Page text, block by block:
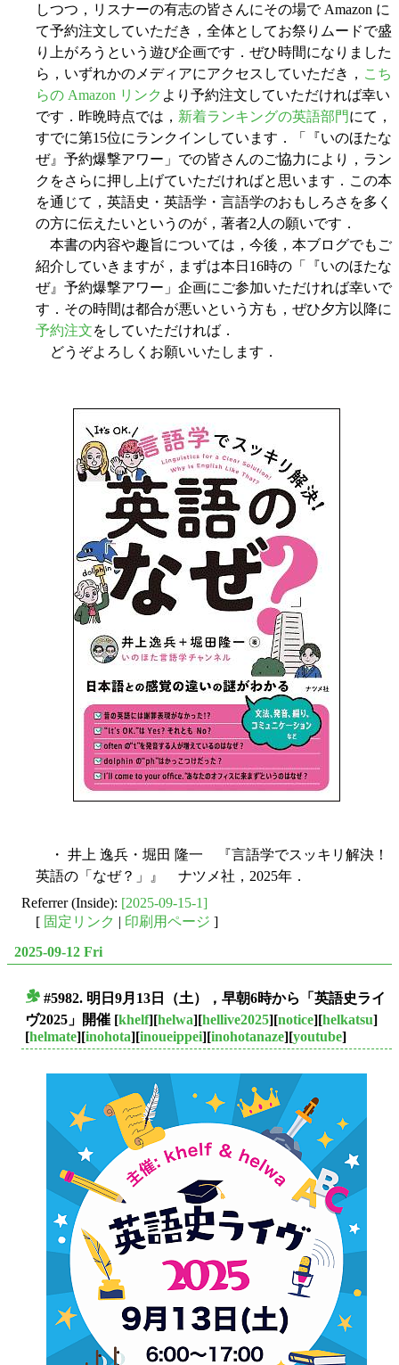
しつつ，リスナーの有志の皆さんにその場で Amazon に
て予約注文していただき，全体としてお祭りムードで盛
り上がろうという遊び企画です．ぜひ時間になりました
ら，いずれかのメディアにアクセスしていただき， こち
らの Amazon リンク より予約注文していただければ幸い
です．昨晩時点では， 新着ランキングの英語部門にて，
すでに第15位にランクインしています．「『いのほたな
ぜ』予約爆撃アワー」での皆さんのご協力により，ラン
クをさらに押し上げていただければと思います．この本
を通じて，英語史・英語学・言語学のおもしろさを多く
の方に伝えたいというのが，著者2人の願いです．
本書の内容や趣旨については，今後，本ブログでもご
紹介していきますが，まずは本日16時の「『いのほたな
ぜ』予約爆撃アワー」企画にご参加いただければ幸いで
す．その時間は都合が悪いという方も，ぜひ夕方以降に
予約注文をしていただければ．
どうぞよろしくお願いいたします．
・ 井上 逸兵・堀田 隆一 『言語学でスッキリ解決！
英語の「なぜ？」』 ナツメ社，2025年．
Referrer (Inside): [2025-09-15-1]
[ 固定リンク | 印刷用ページ ]
2025-09-12 Fri
#5982. 明日9月13日（土），早朝6時から「英語史ライ
ヴ2025」開催 [khelf][helwa][hellive2025][notice][helkatsu]
[helmate][inohota][inoueippei][inohotanaze][youtube]